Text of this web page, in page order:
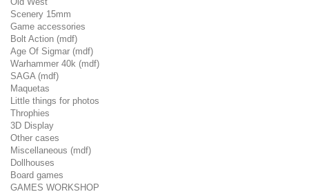
Scenery 15mm
Game accessories
Bolt Action (mdf)
Age Of Sigmar (mdf)
Warhammer 40k (mdf)
SAGA (mdf)
Maquetas
Little things for photos
Throphies
3D Display
Other cases
Miscellaneous (mdf)
Dollhouses
Board games
GAMES WORKSHOP